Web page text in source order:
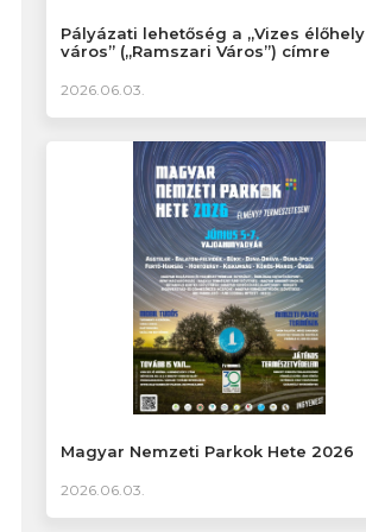
Pályázati lehetőség a „Vizes élőhely
város” („Ramszari Város”) címre
2026.06.03.
Magyar Nemzeti Parkok Hete 2026
2026.06.03.